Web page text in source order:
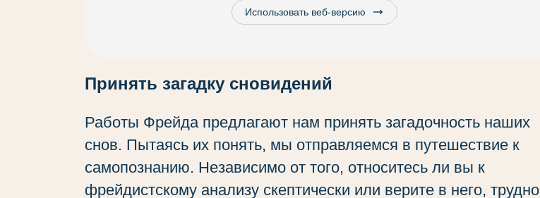
Использовать веб-версию trending_flat
Принять загадку сновидений
Работы Фрейда предлагают нам принять загадочность наших
снов. Пытаясь их понять, мы отправляемся в путешествие к
самопознанию. Независимо от того, относитесь ли вы к
фрейдистскому анализу скептически или верите в него, трудно